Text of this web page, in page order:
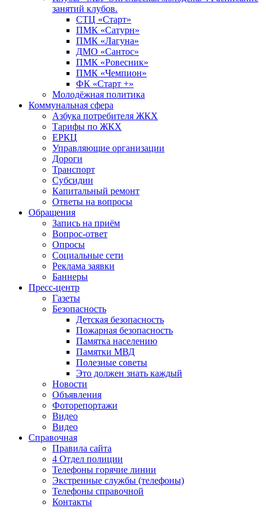
занятий клубов.
СТЦ «Старт»
ПМК «Сатурн»
ПМК «Лагуна»
ДМО «Сантос»
ПМК «Ровесник»
ПМК «Чемпион»
ФК «Старт +»
Молодёжная политика
Коммунальная сфера
Азбука потребителя ЖКХ
Тарифы по ЖКХ
ЕРКЦ
Управляющие организации
Дороги
Транспорт
Субсидии
Капитальный ремонт
Ответы на вопросы
Обращения
Запись на приём
Вопрос-ответ
Опросы
Социальные сети
Реклама заявки
Баннеры
Пресс-центр
Газеты
Безопасность
Детская безопасность
Пожарная безопасность
Памятка населению
Памятки МВД
Полезные советы
Это должен знать каждый
Новости
Объявления
Фоторепортажи
Видео
Видео
Справочная
Правила сайта
4 Отдел полиции
Телефоны горячие линии
Экстренные службы (телефоны)
Телефоны справочной
Контакты